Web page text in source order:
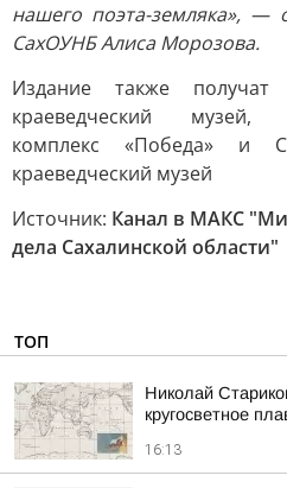
нашего поэта-земляка», —
СахОУНБ Алиса Морозова.
Издание также получат
краеведческий музей,
комплекс «Победа» и
краеведческий музей
Источник: Канал в МАКС
дела Сахалинской области"
ТОП
Николай
кругосветное
16:13